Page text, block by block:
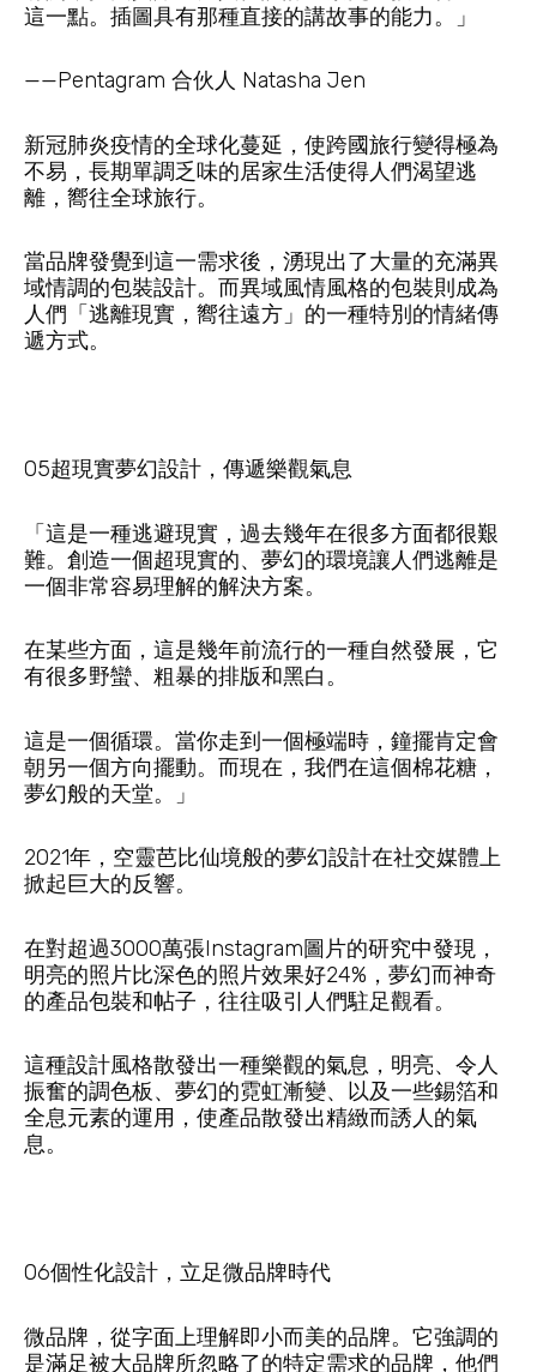
這一點。插圖具有那種直接的講故事的能力。」
——Pentagram 合伙人 Natasha Jen
新冠肺炎疫情的全球化蔓延，使跨國旅行變得極為
不易，長期單調乏味的居家生活使得人們渴望逃
離，嚮往全球旅行。
當品牌發覺到這一需求後，湧現出了大量的充滿異
域情調的包裝設計。而異域風情風格的包裝則成為
人們「逃離現實，嚮往遠方」的一種特別的情緒傳
遞方式。
05超現實夢幻設計，傳遞樂觀氣息
「這是一種逃避現實，過去幾年在很多方面都很艱
難。創造一個超現實的、夢幻的環境讓人們逃離是
一個非常容易理解的解決方案。
在某些方面，這是幾年前流行的一種自然發展，它
有很多野蠻、粗暴的排版和黑白。
這是一個循環。當你走到一個極端時，鐘擺肯定會
朝另一個方向擺動。而現在，我們在這個棉花糖，
夢幻般的天堂。」
2021年，空靈芭比仙境般的夢幻設計在社交媒體上
掀起巨大的反響。
在對超過3000萬張Instagram圖片的研究中發現，
明亮的照片比深色的照片效果好24%，夢幻而神奇
的產品包裝和帖子，往往吸引人們駐足觀看。
這種設計風格散發出一種樂觀的氣息，明亮、令人
振奮的調色板、夢幻的霓虹漸變、以及一些錫箔和
全息元素的運用，使產品散發出精緻而誘人的氣
息。
06個性化設計，立足微品牌時代
微品牌，從字面上理解即小而美的品牌。它強調的
是滿足被大品牌所忽略了的特定需求的品牌，他們